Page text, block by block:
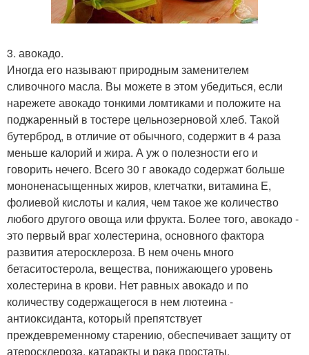
3. авокадо.
Иногда его называют природным заменителем
сливочного масла. Вы можете в этом убедиться, если
нарежете авокадо тонкими ломтиками и положите на
поджаренный в тостере цельнозерновой хлеб. Такой
бутерброд, в отличие от обычного, содержит в 4 раза
меньше калорий и жира. А уж о полезности его и
говорить нечего. Всего 30 г авокадо содержат больше
мононенасыщенных жиров, клетчатки, витамина Е,
фолиевой кислоты и калия, чем такое же количество
любого другого овоща или фрукта. Более того, авокадо -
это первый враг холестерина, основного фактора
развития атеросклероза. В нем очень много
бетаситостерола, вещества, понижающего уровень
холестерина в крови. Нет равных авокадо и по
количеству содержащегося в нем лютеина -
антиоксиданта, который препятствует
преждевременному старению, обеспечивает защиту от
атеросклероза, катаракты и рака простаты.